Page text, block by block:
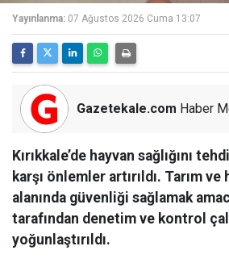
Yayınlanma: 07 Ağustos 2026 Cuma 13:07
Gazetekale.com Haber
Kırıkkale’de hayvan sağlığını
karşı önlemler artırıldı. Tarım ve
alanında güvenliği sağlamak
tarafından denetim ve kontrol
yoğunlaştırıldı.